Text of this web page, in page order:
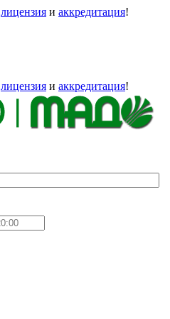
лицензия и аккредитация!
лицензия и аккредитация!